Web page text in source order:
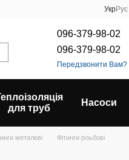
УкрРус
096-379-98-02
096-379-98-02
Передзвонити Вам?
для труб
Насоси
металеві
Фітинги різьбові